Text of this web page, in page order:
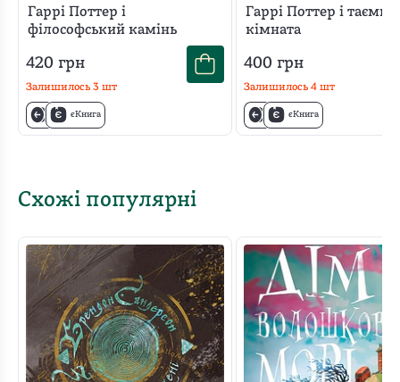
Гаррі Поттер і
філософський камінь
420 грн
Залишилось 3 шт
єКнига
Гаррі Поттер і таємна
кімната
400грн
Залишилось 4шт
єКнига
Схожі популярні